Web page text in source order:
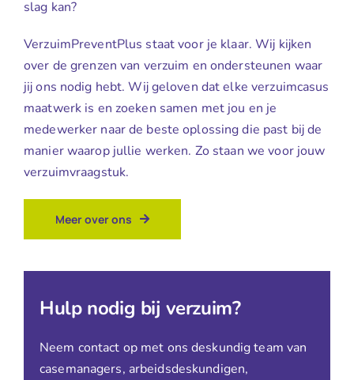
slag kan?
VerzuimPreventPlus staat voor je klaar. Wij kijken
over de grenzen van verzuim en ondersteunen waar
jij ons nodig hebt. Wij geloven dat elke verzuimcasus
maatwerk is en zoeken samen met jou en je
medewerker naar de beste oplossing die past bij de
manier waarop jullie werken. Zo staan we voor jouw
verzuimvraagstuk.
Meer over ons
Hulp nodig bij verzuim?
Neem contact op met ons deskundig team van
casemanagers, arbeidsdeskundigen,